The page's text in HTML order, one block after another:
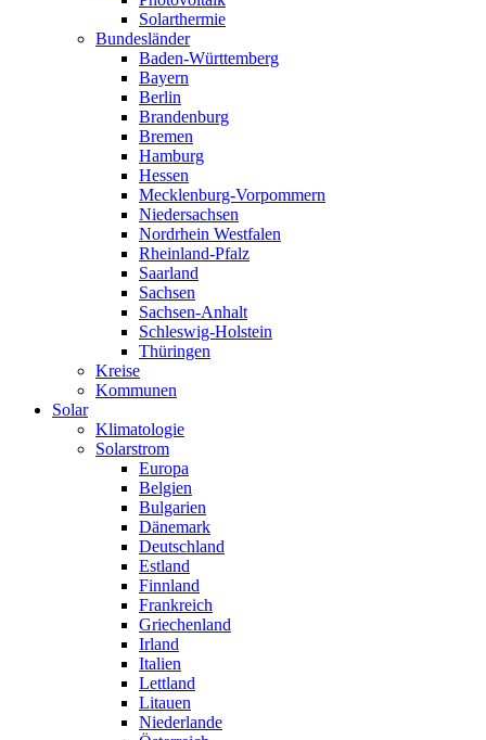
Solarthermie
Bundesländer
Baden-Württemberg
Bayern
Berlin
Brandenburg
Bremen
Hamburg
Hessen
Mecklenburg-Vorpommern
Niedersachsen
Nordrhein Westfalen
Rheinland-Pfalz
Saarland
Sachsen
Sachsen-Anhalt
Schleswig-Holstein
Thüringen
Kreise
Kommunen
Solar
Klimatologie
Solarstrom
Europa
Belgien
Bulgarien
Dänemark
Deutschland
Estland
Finnland
Frankreich
Griechenland
Irland
Italien
Lettland
Litauen
Niederlande